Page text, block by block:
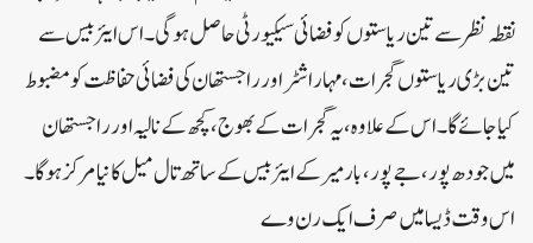
نقطہ نظر سےتین ریاستوں کو فضائی سیکیورٹی حاصل ہوگی ۔اس ایئربیس سے
تین بڑی ریاستوں گجرات، مہاراشٹر اور راجستھان کی فضائی حفاظت کو مضبوط
کیا جائے گا۔اس کے علاوہ، یہ گجرات کے بھوج، کچھ کے نالیہ اور راجستھان
میں جودھ پور، جے پور، بارمیر کے ایئر بیس کے ساتھ تال میل کا نیا مرکز ہوگا۔
اس وقت ڈیسا میں صرف ایک رن وے